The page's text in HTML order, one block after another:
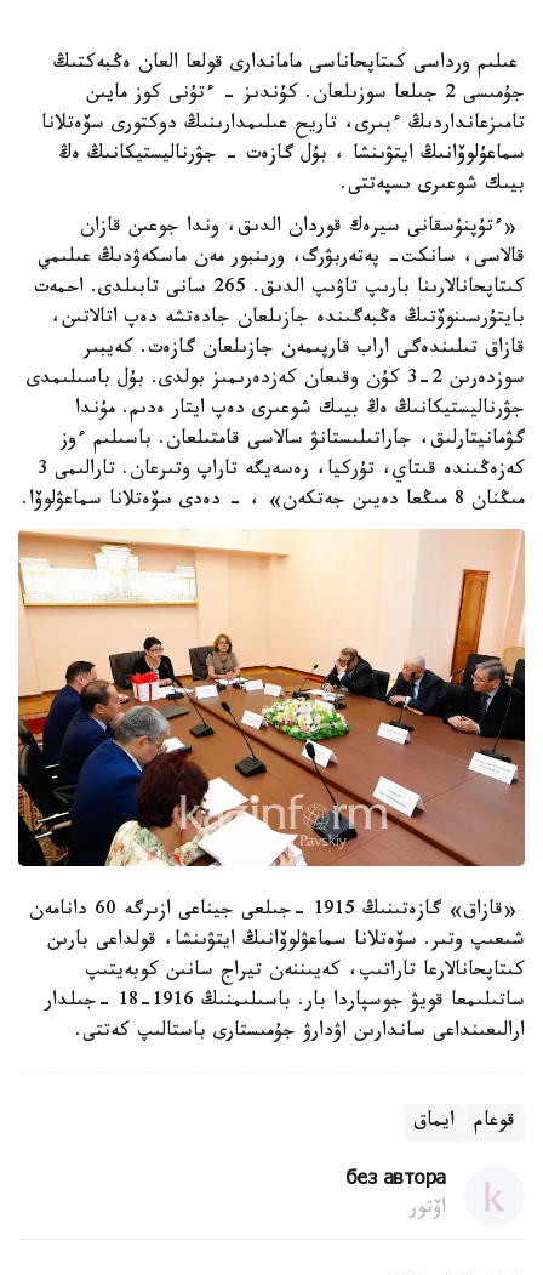
عىلىم ورداسى كىتاپحاناسى ماماندارى قولعا العان ەڭبەكتىڭ
جۇمىسى 2 جىلعا سوزىلعان. كۇندىز - ءتۇنى كوز مايىن
تامىزعانداردىڭ ءبىرى، تاريح عىلىمدارىنىڭ دوكتورى سۆەتلانا
سماعۇلوۆانىڭ ايتۋىنشا ، بۇل گازەت - جۋرناليستيكانىڭ ەڭ
بيىك شوعىرى ىسپەتتى.
«ءتۇپنۇسقانى سيرەك قوردان الدىق، وندا جوعىن قازان
قالاسى، سانكت- پەتەربۋرگ، ورىنبور مەن ماسكەۋدىڭ عىلىمي
كىتاپحانالارىنا بارىپ تاۋىپ الدىق. 265 سانى تابىلدى. احمەت
بايتۇرسىنوۆتىڭ ەڭبەگىندە جازىلعان جادەتشە دەپ اتالاتىن،
قازاق تىلىندەگى اراب قارپىمەن جازىلعان گازەت. كەيبىر
سوزدەرىن 2-3 كۇن وقىعان كەزدەرىمىز بولدى. بۇل باسىلىمدى
جۋرناليستيكانىڭ ەڭ بيىك شوعىرى دەپ ايتار ەدىم. مۇندا
گۋمانيتارلىق، جاراتىلىستانۋ سالاسى قامتىلعان. باسىلىم ءوز
كەزەڭىندە قىتاي، تۇركيا، رەسەيگە تاراپ وتىرعان. تارالىمى 3
مىڭنان 8 مىڭعا دەيىن جەتكەن» ، - دەدى سۆەتلانا سماعۋلوۆا.
«قازاق» گازەتىنىڭ 1915 -جىلعى جيناعى ازىرگە 60 دانامەن
شىعىپ وتىر. سۆەتلانا سماعۋلوۆانىڭ ايتۋىنشا، قولداعى بارىن
كىتاپحانالارعا تاراتىپ، كەيىننەن تيراج سانىن كوبەيتىپ
ساتىلىمعا قويۋ جوسپاردا بار. باسىلىمنىڭ 1916-18 -جىلدار
ارالىعىنداعى ساندارىن اۋدارۋ جۇمىستارى باستالىپ كەتتى.
قوعام ايماق
без автора
اۆتور